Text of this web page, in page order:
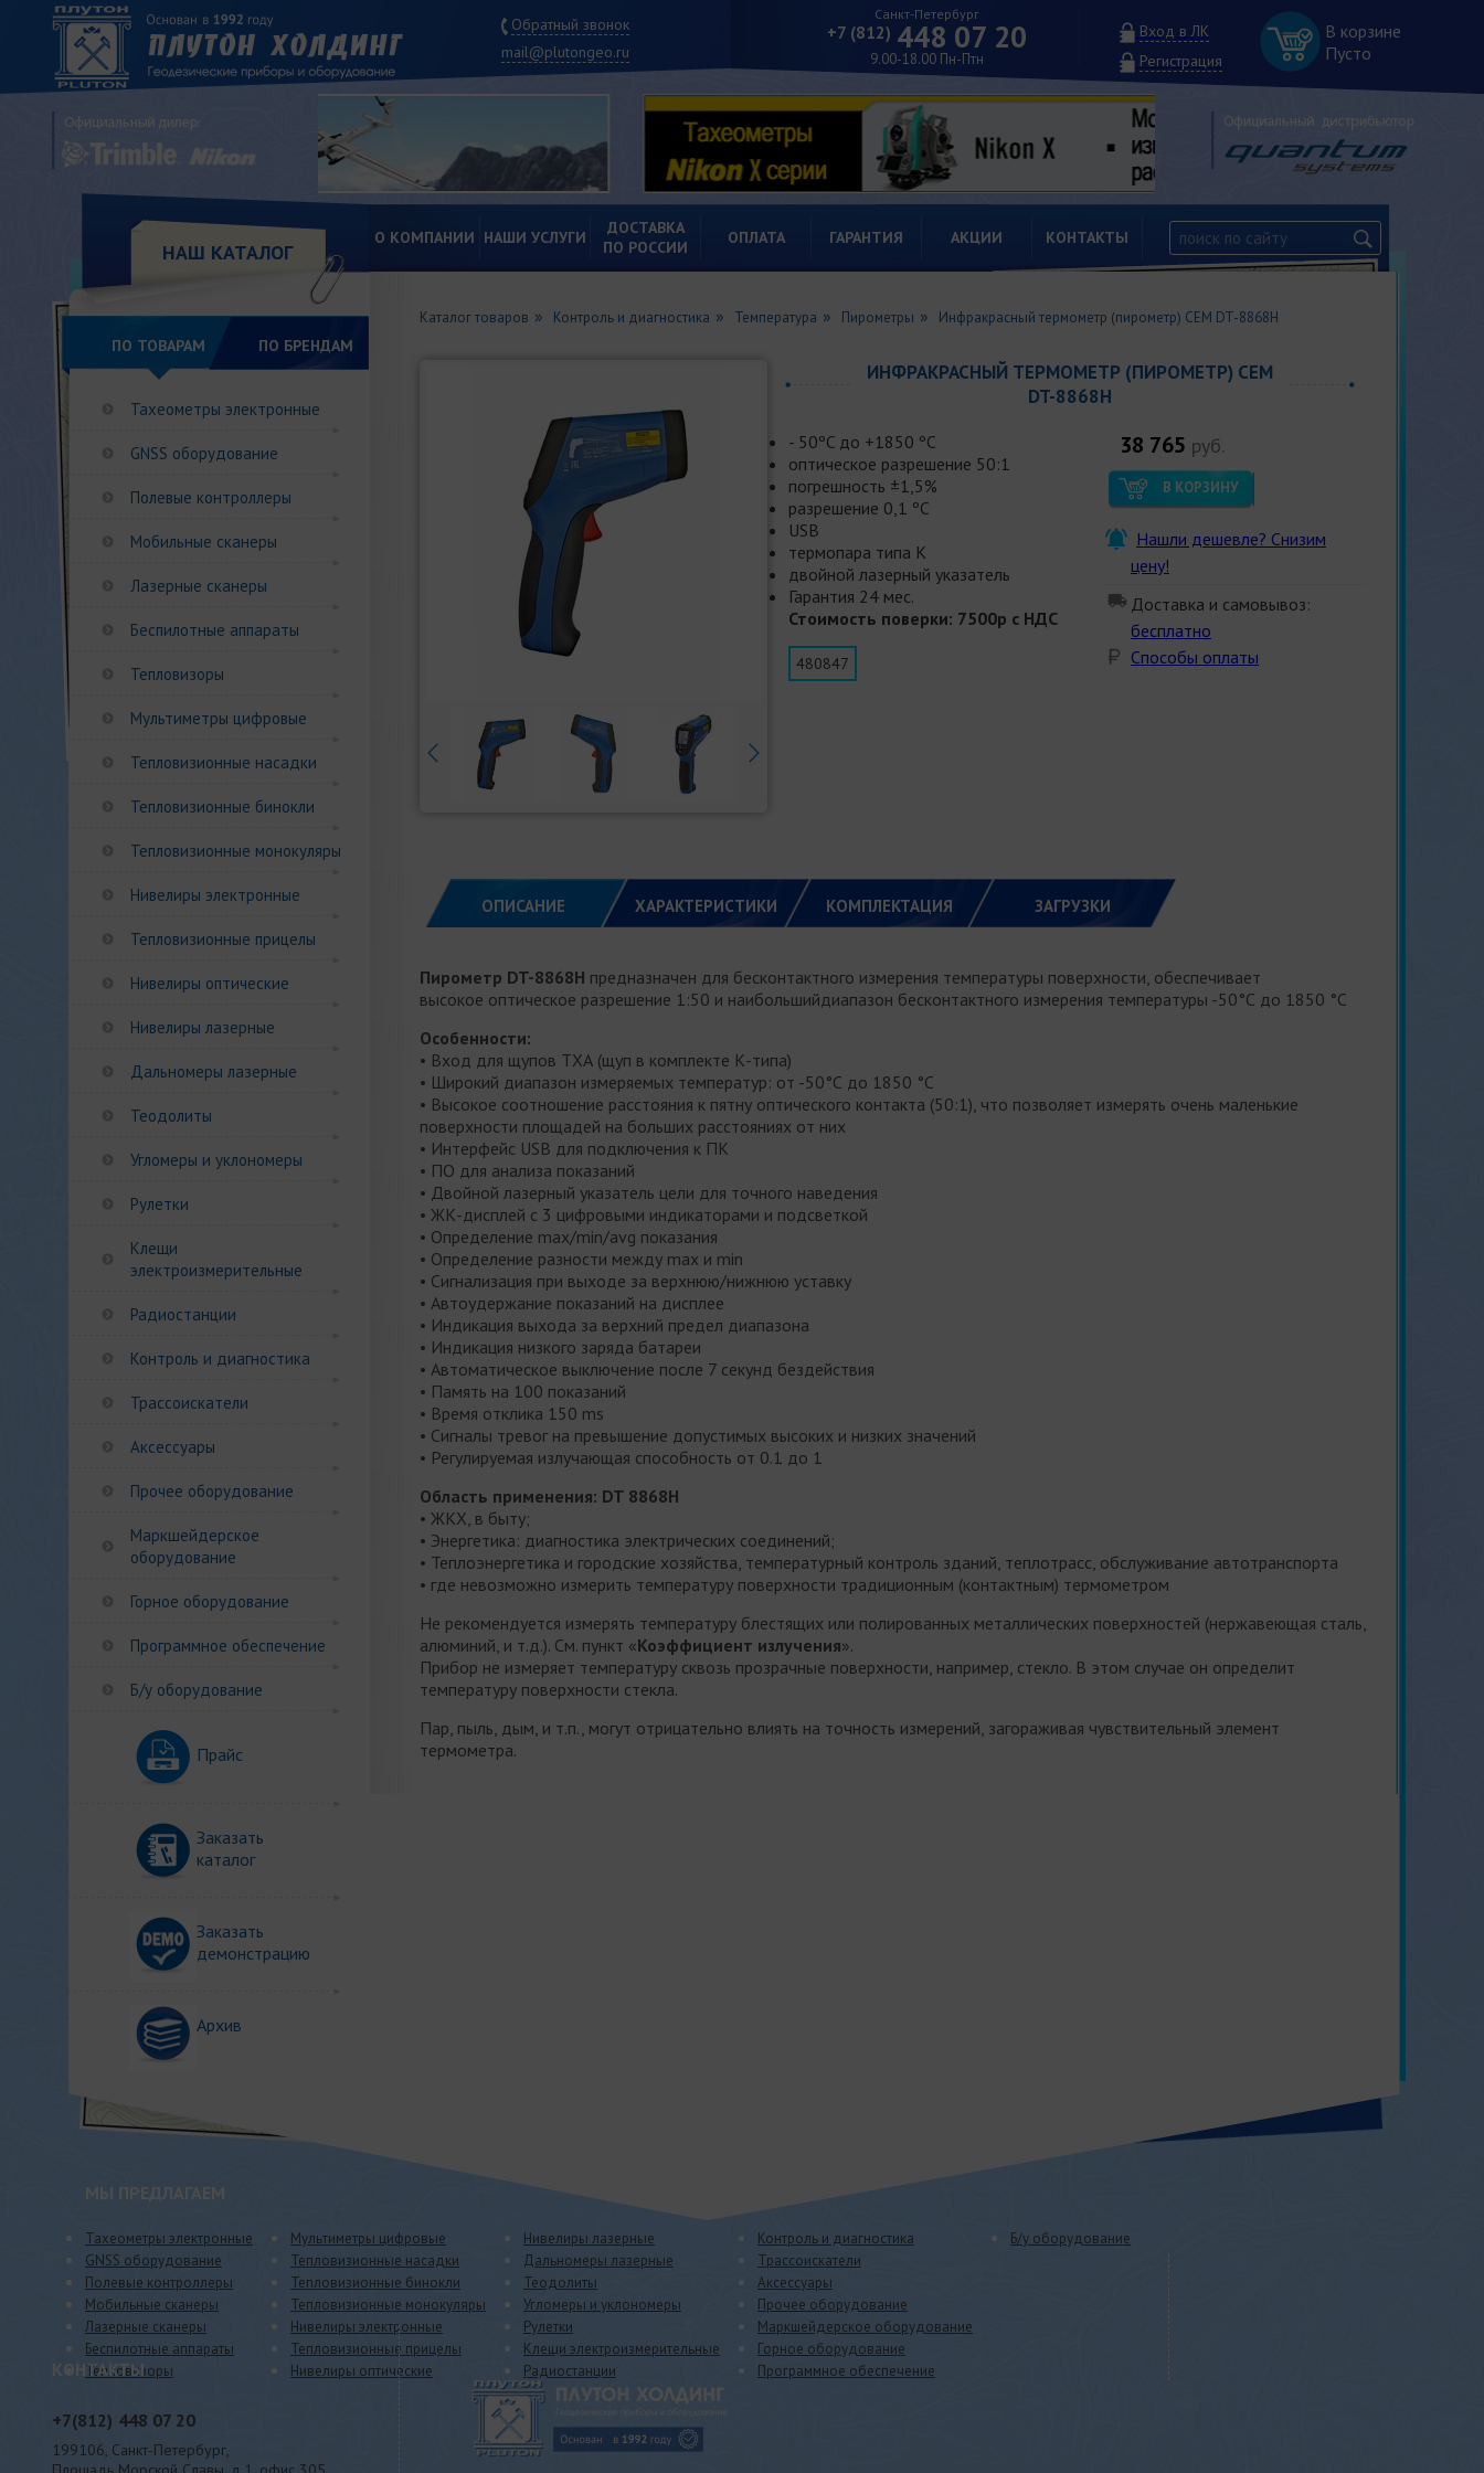
Обратный звонок
mail@plutongeo.ru
Санкт-Петербург
+7 (812) 448 07 20
9.00-18.00 Пн-Птн
Вход в ЛК
Регистрация
В корзине
Пусто
НАШ КАТАЛОГ
О КОМПАНИИ НАШИ УСЛУГИ
ДОСТАВКА
ПО РОССИИ
ОПЛАТА ГАРАНТИЯ АКЦИИ КОНТАКТЫ
ПО ТОВАРАМ ПО БРЕНДАМ
Тахеометры электронные
GNSS оборудование
Полевые контроллеры
Мобильные сканеры
Лазерные сканеры
Беспилотные аппараты
Тепловизоры
Мультиметры цифровые
Тепловизионные насадки
Тепловизионные бинокли
Тепловизионные монокуляры
Нивелиры электронные
Тепловизионные прицелы
Нивелиры оптические
Нивелиры лазерные
Дальномеры лазерные
Теодолиты
Угломеры и уклономеры
Рулетки
Клещи
электроизмерительные
Радиостанции
Контроль и диагностика
Трассоискатели
Аксессуары
Прочее оборудование
Маркшейдерское
оборудование
Горное оборудование
Программное обеспечение
Б/у оборудование
Прайс
Заказать
каталог
Заказать
демонстрацию
Архив
Каталог товаров Контроль и диагностика Температура Пирометры Инфракрасный термометр (пирометр) СЕМ DT-8868H
ИНФРАКРАСНЫЙ ТЕРМОМЕТР (ПИРОМЕТР) СЕМ
DT-8868H
- 50ºC до +1850 ºC
оптическое разрешение 50:1
погрешность ±1,5%
разрешение 0,1 ºC
USB
термопара типа К
двойной лазерный указатель
Гарантия 24 мес.
Стоимость поверки: 7500р с НДС
38 765 руб.
В КОРЗИНУ
Нашли дешевле? Снизим
цену!
Доставка и самовывоз:
бесплатно
Способы оплаты
480847
ОПИСАНИЕ ХАРАКТЕРИСТИКИ КОМПЛЕКТАЦИЯ ЗАГРУЗКИ
Пирометр DT-8868H предназначен для бесконтактного измерения температуры поверхности, обеспечивает
высокое оптическое разрешение 1:50 и наибольшийдиапазон бесконтактного измерения температуры -50°С до 1850 °С
Особенности:
• Вход для щупов ТХА (щуп в комплекте К-типа)
• Широкий диапазон измеряемых температур: от -50°С до 1850 °С
• Высокое соотношение расстояния к пятну оптического контакта (50:1), что позволяет измерять очень маленькие
поверхности площадей на больших расстояниях от них
• Интерфейс USB для подключения к ПК
• ПО для анализа показаний
• Двойной лазерный указатель цели для точного наведения
• ЖК-дисплей с 3 цифровыми индикаторами и подсветкой
• Определение max/min/avg показания
• Определение разности между max и min
• Сигнализация при выходе за верхнюю/нижнюю уставку
• Автоудержание показаний на дисплее
• Индикация выхода за верхний предел диапазона
• Индикация низкого заряда батареи
• Автоматическое выключение после 7 секунд бездействия
• Память на 100 показаний
• Время отклика 150 ms
• Сигналы тревог на превышение допустимых высоких и низких значений
• Регулируемая излучающая способность от 0.1 до 1
Область применения: DT 8868H
• ЖКХ, в быту;
• Энергетика: диагностика электрических соединений;
• Теплоэнергетика и городские хозяйства, температурный контроль зданий, теплотрасс, обслуживание автотранспорта
• где невозможно измерить температуру поверхности традиционным (контактным) термометром
Не рекомендуется измерять температуру блестящих или полированных металлических поверхностей (нержавеющая сталь,
алюминий, и т.д.). См. пункт «Коэффициент излучения».
Прибор не измеряет температуру сквозь прозрачные поверхности, например, стекло. В этом случае он определит
температуру поверхности стекла.
Пар, пыль, дым, и т.п., могут отрицательно влиять на точность измерений, загораживая чувствительный элемент
термометра.
МЫ ПРЕДЛАГАЕМ
Тахеометры электронные
GNSS оборудование
Полевые контроллеры
Мобильные сканеры
Лазерные сканеры
Беспилотные аппараты
Тепловизоры
Мультиметры цифровые
Тепловизионные насадки
Тепловизионные бинокли
Тепловизионные монокуляры
Нивелиры электронные
Тепловизионные прицелы
Нивелиры оптические
Нивелиры лазерные
Дальномеры лазерные
Теодолиты
Угломеры и уклономеры
Рулетки
Клещи электроизмерительные
Радиостанции
Контроль и диагностика
Трассоискатели
Аксессуары
Прочее оборудование
Маркшейдерское оборудование
Горное оборудование
Программное обеспечение
Б/у оборудование
КОНТАКТЫ
+7(812) 448 07 20
199106, Санкт-Петербург,